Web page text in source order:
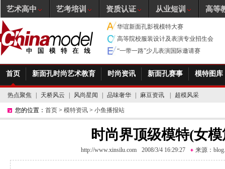
华谊新面孔影视模特大赛
高等院校服装设计及表演专业招生会
“一带一路”少儿表演国际邀请赛
首页 新面孔时尚艺术教育 时尚资讯 新面孔赛事 模特图库
热点聚焦 天桥风云 风尚星闻 品味奢华 麻豆资讯 超模风采
您的位置： 首页 > 模特资讯 > 小鱼播报站
时尚界顶级模特(女
http://www.xinsilu.com 2008/3/4 16:29:27 来源：
艺术高中 艺考培训 资质认证 从业短训 高等